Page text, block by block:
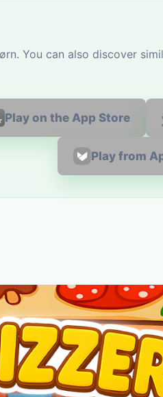
You can also discover
Play on the App Store
Play from